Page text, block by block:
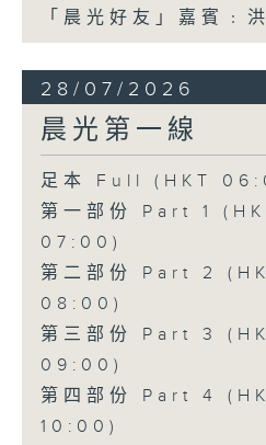
「晨光好友」嘉賓﹕
28/07/2026
晨光第一線
足本 Full (HKT
第一部份 Part 1
07:00)
第二部份 Part 2
08:00)
第三部份 Part 3
09:00)
第四部份 Part 4
10:00)